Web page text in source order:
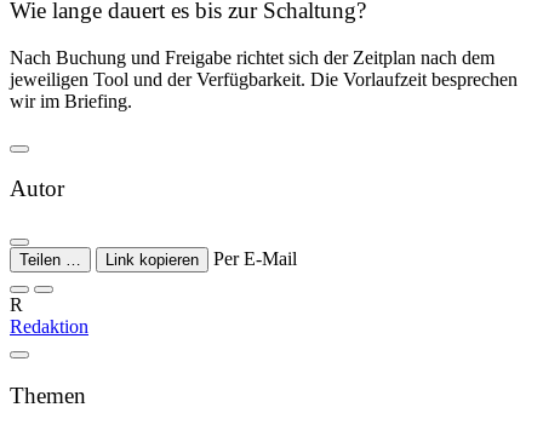
Wie lange dauert es bis zur Schaltung?
Nach Buchung und Freigabe richtet sich der Zeitplan nach dem
jeweiligen Tool und der Verfügbarkeit. Die Vorlaufzeit besprechen
wir im Briefing.
Autor
Teilen … Link kopieren Per E-Mail
R
Redaktion
Themen